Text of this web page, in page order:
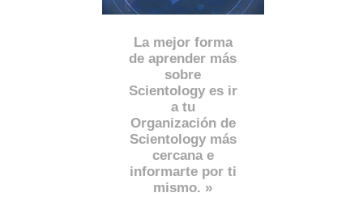
La mejor forma
de aprender más
sobre
Scientology es ir
a tu
Organización de
Scientology más
cercana e
informarte por ti
mismo. »